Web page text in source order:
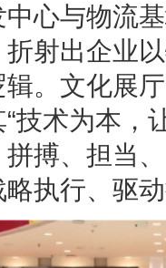
心与物流
折射出企业
。文化展
技术为本，
拼搏、担当
执行、驱